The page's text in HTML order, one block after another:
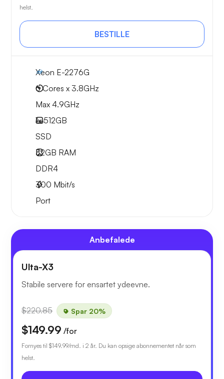
helst.
BESTILLE
Xeon E-2276G
6 Cores x 3.8GHz
Max 4.9GHz
1x512GB
SSD
32GB RAM
DDR4
300 Mbit/s
Port
Anbefalede
Ulta-X3
Stabile servere for ensartet ydeevne.
$220.85 Spar 20%
$149.99 /for
Fornyes til $149.99/md. i 2 år. Du kan opsige abonnementet når som
helst.